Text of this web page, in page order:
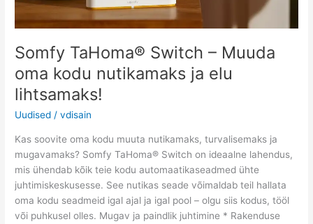
Somfy TaHoma® Switch – Muuda
oma kodu nutikamaks ja elu
lihtsamaks!
Uudised /vdisain
Kas soovite oma kodu muuta nutikamaks, turvalisemaks ja
mugavamaks? Somfy TaHoma® Switch on ideaalne lahendus,
mis ühendab kõik teie kodu automaatikaseadmed ühte
juhtimiskeskusesse. See nutikas seade võimaldab teil hallata
oma kodu seadmeid igal ajal ja igal pool – olgu siis kodus, tööl
või puhkusel olles. Mugav ja paindlik juhtimine * Rakenduse
ja
elu